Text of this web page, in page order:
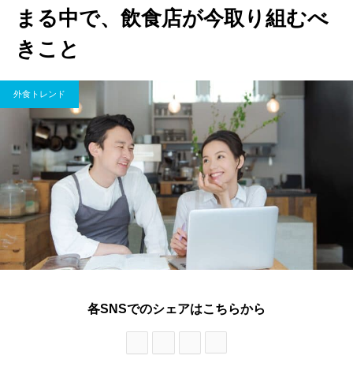
まる中で、飲食店が今取り組むべ
きこと
外食トレンド
各SNSでのシェアはこちらから